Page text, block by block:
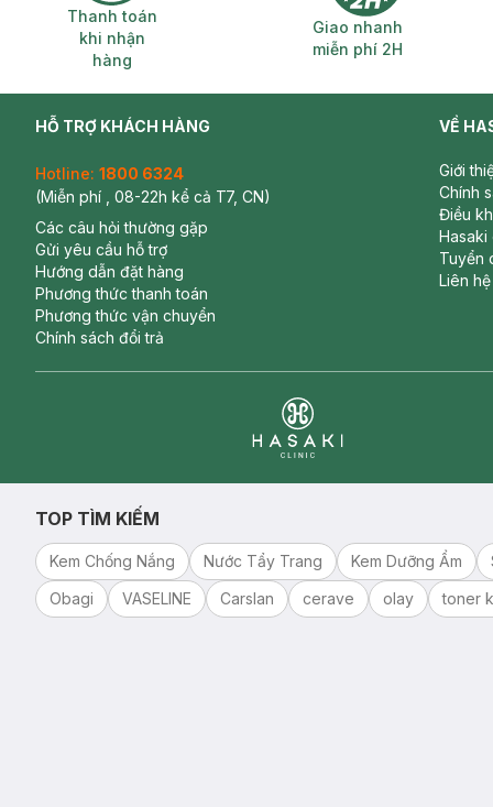
Thanh toán khi nhận hàng
Thanh toán
khi nhận
hàng
Giao nhanh
Giao nhanh
miễn phí 2H
HỖ TRỢ KHÁCH HÀNG
Hotline: 1800 6324
(Miễn phí , 08-22h kể cả T7, CN)
Các câu hỏi thường gặp
Gửi yêu cầu hỗ trợ
Hướng dẫn đặt hàng
Phương thức thanh toán
Phương thức vận chuyển
Chính sách đổi trả
VỀ
Giới
Chính
Điều
Hasaki
Tuyển
Liên hệ
TOP TÌM KIẾM
Kem Chống Nắng Nước Tẩy Trang Kem Dưỡng Ẩm
Obagi
VASELINE Carslan cerave olay toner